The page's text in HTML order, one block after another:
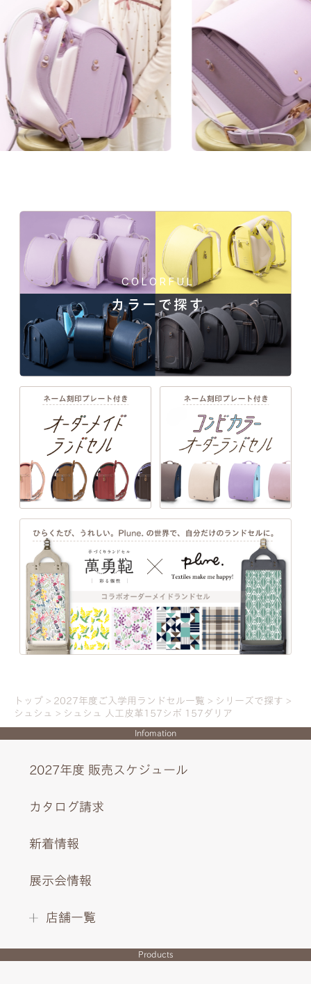
157シボと109シボ素材と馴染む、可愛らしいカラーに。
EXTERIOR DESIGN
くすみカラーに映えるエレガントなピンクゴールドでエレ
施した人工皮革。傷に強くなることに加え、よ
りデザイン性の高い風合いになります。
傷つきにくさ ★★★★★
軽さ ★★★★★
強度 ★★★★☆
はっ水性 ★★★★★
人工皮革157シボの商品一覧
manyukaban - 01
色あせない個性に応える、
カラーとデザイン
一人ひとりの「大好き」や「ワクワク」を叶え
る、21シリーズのデザインと100超のカラーライ
ンナップ。ランドセル探しは、お子さまの“感
性”と“自分らしさ”が花開く絶好のチャンス。
詳しく見る
COLORFUL
カラーで探す
トップ 2027年度ご入学用ランドセル一覧
シリーズで探す
シュシュ
シュシュ 人工皮革157シボ 157ダリア
Infomation
2027年度 販売スケジュール
カタログ請求
新着情報
展示会情報
店舗一覧
Products